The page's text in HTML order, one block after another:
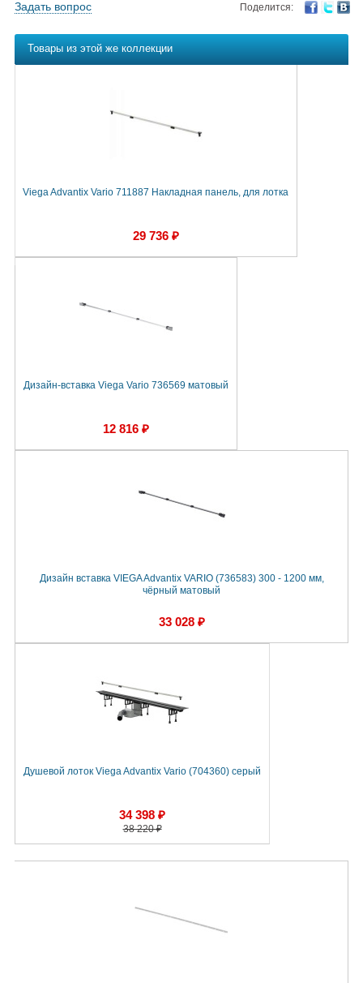
Задать вопрос Поделится:
Товары из этой же коллекции
Viega Advantix Vario 711887 Накладная панель, для лотка
29 736 ₽
Дизайн-вставка Viega Vario 736569 матовый
12 816 ₽
Дизайн вставка VIEGA Advantix VARIO (736583) 300 - 1200 мм,
чёрный матовый
33 028 ₽
Душевой лоток Viega Advantix Vario (704360) серый
34 398 ₽
38 220 ₽